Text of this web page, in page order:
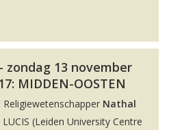
zondag 13 november
MIDDEN-OOSTEN
Nathal
(Leiden University Centre